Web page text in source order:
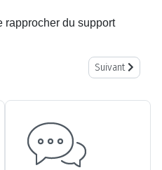
rapprocher du support
cannot connect to master-aix
Article suivant
Suivant